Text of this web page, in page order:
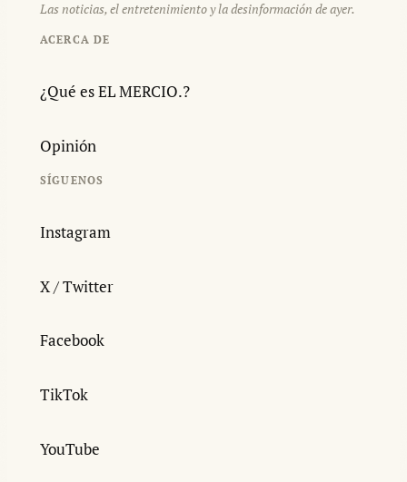
Las noticias, el entretenimiento y la desinformación de ayer.
ACERCA DE
¿Qué es EL MERCIO.?
Opinión
SÍGUENOS
Instagram
X / Twitter
Facebook
TikTok
YouTube